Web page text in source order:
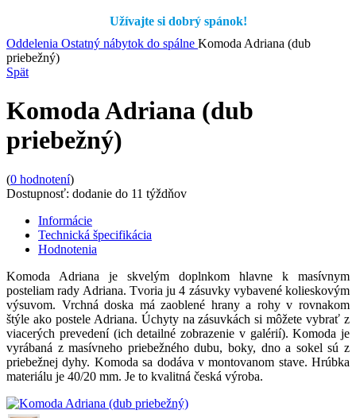
Užívajte si dobrý spánok!
Oddelenia Ostatný nábytok do spálne Komoda Adriana (dub
priebežný)
Spät
Komoda Adriana (dub
priebežný)
(0 hodnotení)
Dostupnosť: dodanie do 11 týždňov
Informácie
Technická špecifikácia
Hodnotenia
Komoda Adriana je skvelým doplnkom hlavne k masívnym
posteliam rady Adriana. Tvoria ju 4 zásuvky vybavené kolieskovým
výsuvom. Vrchná doska má zaoblené hrany a rohy v rovnakom
štýle ako postele Adriana. Úchyty na zásuvkách si môžete vybrať z
viacerých prevedení (ich detailné zobrazenie v galérií). Komoda je
vyrábaná z masívneho priebežného dubu, boky, dno a sokel sú z
priebežnej dyhy. Komoda sa dodáva v montovanom stave. Hrúbka
materiálu je 40/20 mm. Je to kvalitná česká výroba.